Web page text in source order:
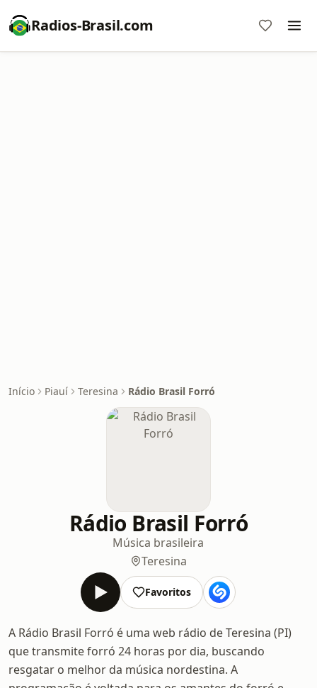
Radios-Brasil.com
Início Piauí Teresina Rádio Brasil Forró
Rádio Brasil Forró
Música brasileira
Teresina
Favoritos
A Rádio Brasil Forró é uma web rádio de Teresina (PI)
que transmite forró 24 horas por dia, buscando
resgatar o melhor da música nordestina. A